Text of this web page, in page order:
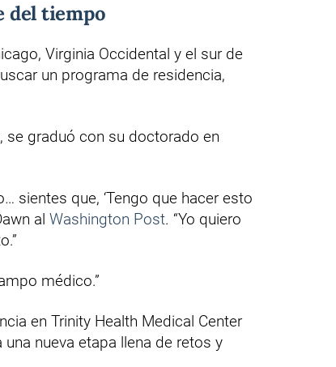
del tiempo
Virginia Occidental y el sur de
un programa de residencia,
se graduó con su doctorado en
sientes que, ‘Tengo que hacer esto
al Washington Post. “Yo quiero
médico.”
en Trinity Health Medical Center
nueva etapa llena de retos y